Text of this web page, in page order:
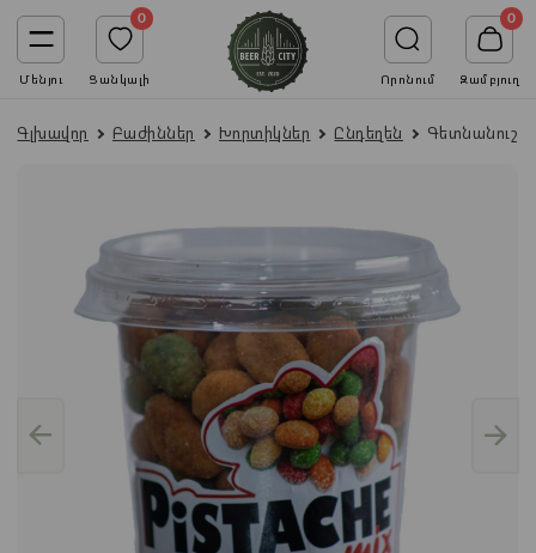
Մենյու
0
Ցանկալի Որոնում
0
Զամբյուղ
Գլխավոր Բաժիններ Խորտիկներ Ընդեղեն Գետնանուշ